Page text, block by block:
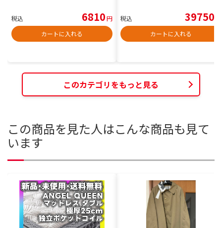
税込 6810円
カートに入れる
税込 39750
カートに入れる
このカテゴリをもっと見る
この商品を見た人はこんな商品も見て
います